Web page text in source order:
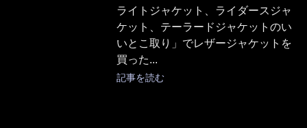
ライトジャケット、ライダースジャ
ケット、テーラードジャケットのい
いとこ取り」でレザージャケットを
買った...
記事を読む